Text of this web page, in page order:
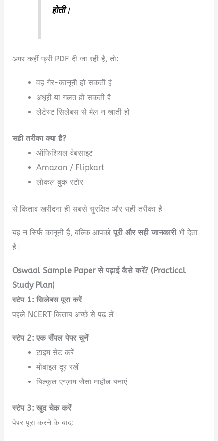
होती।
अगर कहीं फ्री PDF दी जा रही है, तो:
वह गैर-कानूनी हो सकती है
अधूरी या गलत हो सकती है
लेटेस्ट सिलेबस से मेल न खाती हो
सही तरीका क्या है?
ऑफिशियल वेबसाइट
Amazon / Flipkart
लोकल बुक स्टोर
से किताब खरीदना ही सबसे सुरक्षित और सही तरीका है।
यह न सिर्फ कानूनी है, बल्कि आपकोपूरी और सही जानकारीभी देता
है।
Oswaal Sample Paper से पढ़ाई कैसे करें? (Practical
Study Plan)
स्टेप 1: सिलेबस पूरा करें
पहले NCERT किताब अच्छे से पढ़ लें।
स्टेप 2: एक सैंपल पेपर चुनें
टाइम सेट करें
मोबाइल दूर रखें
बिल्कुल एग्ज़ाम जैसा माहौल बनाएं
स्टेप 3: खुद चेक करें
पेपर पूरा करने के बाद: